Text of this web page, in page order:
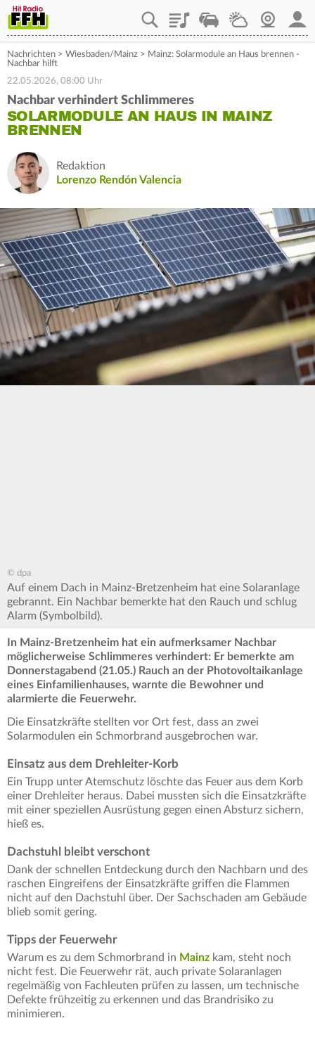
PlaylistStaupilotWetterWebcam
Nachrichten > Wiesbaden/Mainz > Mainz: Solarmodule an Haus brennen -
Nachbar hilft
22.05.2026, 08:00 Uhr
Nachbar verhindert Schlimmeres
SOLARMODULE AN HAUS IN MAINZ
BRENNEN
Redaktion
Lorenzo Rendón Valencia
© dpa
Auf einem Dach in Mainz-Bretzenheim hat eine Solaranlage
gebrannt. Ein Nachbar bemerkte hat den Rauch und schlug
Alarm (Symbolbild).
In Mainz-Bretzenheim hat ein aufmerksamer Nachbar
möglicherweise Schlimmeres verhindert: Er bemerkte am
Donnerstagabend (21.05.) Rauch an der Photovoltaikanlage
eines Einfamilienhauses, warnte die Bewohner und
alarmierte die Feuerwehr.
Die Einsatzkräfte stellten vor Ort fest, dass an zwei
Solarmodulen ein Schmorbrand ausgebrochen war.
Einsatz aus dem Drehleiter-Korb
Ein Trupp unter Atemschutz löschte das Feuer aus dem Korb
einer Drehleiter heraus. Dabei mussten sich die Einsatzkräfte
mit einer speziellen Ausrüstung gegen einen Absturz sichern,
hieß es.
Dachstuhl bleibt verschont
Dank der schnellen Entdeckung durch den Nachbarn und des
raschen Eingreifens der Einsatzkräfte griffen die Flammen
nicht auf den Dachstuhl über. Der Sachschaden am Gebäude
blieb somit gering.
Tipps der Feuerwehr
Warum es zu dem Schmorbrand in Mainz kam, steht noch
nicht fest. Die Feuerwehr rät, auch private Solaranlagen
regelmäßig von Fachleuten prüfen zu lassen, um technische
Defekte frühzeitig zu erkennen und das Brandrisiko zu
minimieren.